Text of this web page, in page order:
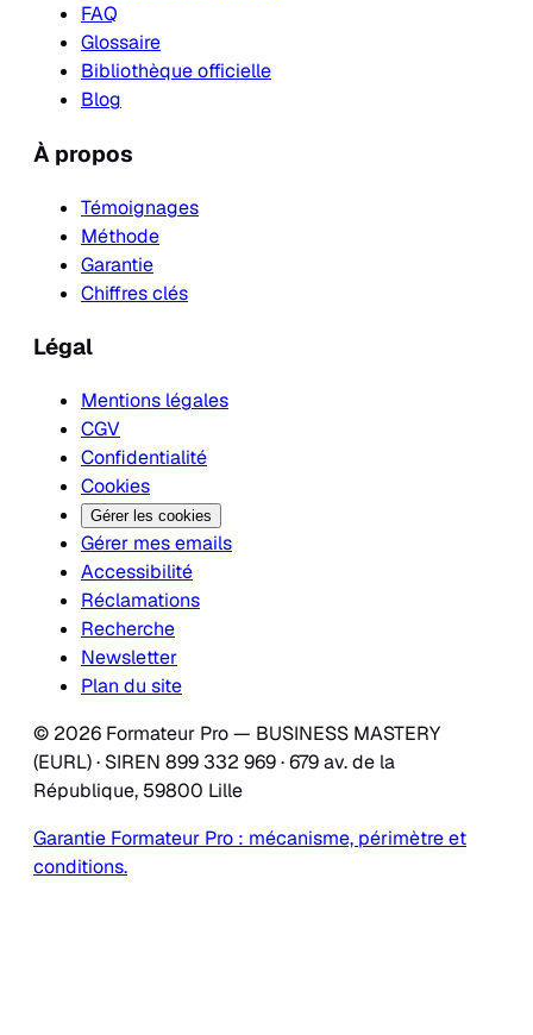
FAQ
Glossaire
Bibliothèque officielle
Blog
À propos
Témoignages
Méthode
Garantie
Chiffres clés
Légal
Mentions légales
CGV
Confidentialité
Cookies
Gérer les cookies
Gérer mes emails
Accessibilité
Réclamations
Recherche
Newsletter
Plan du site
© 2026 Formateur Pro — BUSINESS MASTERY
(EURL) · SIREN 899 332 969 · 679 av. de la
République, 59800 Lille
Garantie Formateur Pro : mécanisme, périmètre et
conditions.